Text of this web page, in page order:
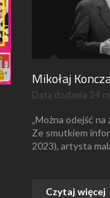
Mikołaj
Data dodania 24
„Można odejść na
Ze smutkiem
2023), artysta
Czytaj więcej